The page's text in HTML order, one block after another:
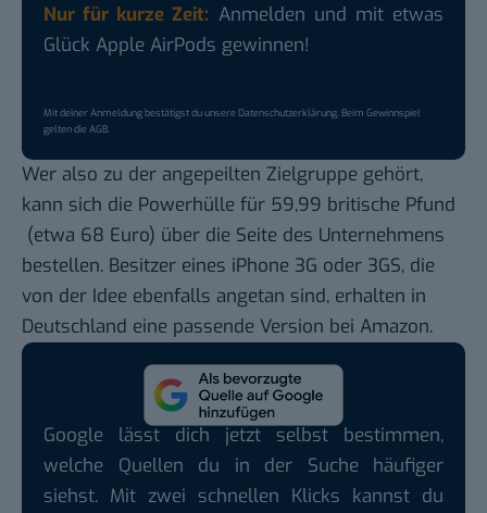
Nur für kurze Zeit: Anmelden und mit etwas
Glück Apple AirPods gewinnen!
Mit deiner Anmeldung bestätigst du unsereDatenschutzerklärung. Beim Gewinnspiel
gelten dieAGB.
Wer also zu der angepeilten Zielgruppe gehört,
kann sich die Powerhülle für 59,99 britische Pfund
(etwa 68 Euro) über die Seite des Unternehmens
bestellen. Besitzer eines iPhone 3G oder 3GS, die
von der Idee ebenfalls angetan sind, erhalten in
Deutschland eine passende Version bei Amazon.
Google lässt dich jetzt selbst bestimmen,
welche Quellen du in der Suche häufiger
siehst. Mit zwei schnellen Klicks kannst du